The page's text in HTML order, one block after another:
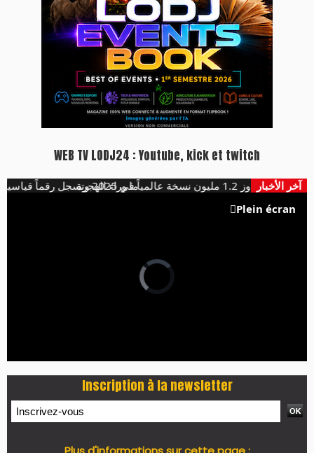
WEB TV LODJ24 : Youtube, kick et twitch
آخر الأخبار ما وراء الهجرة
عالمياً في 2025 وتسجل رقماً قياسياً
Plein écran
Inscription à la newsletter